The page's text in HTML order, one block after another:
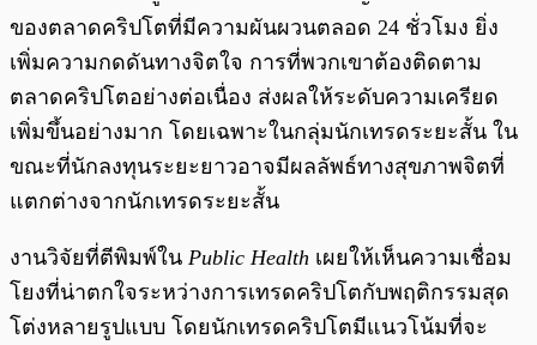
ของตลาดคริปโตที่มีความผันผวนตลอด 24 ชั่วโมง ยิ่ง
เพิ่มความกดดันทางจิตใจ การที่พวกเขาต้องติดตาม
ตลาดคริปโตอย่างต่อเนื่อง ส่งผลให้ระดับความเครียด
เพิ่มขึ้นอย่างมาก โดยเฉพาะในกลุ่มนักเทรดระยะสั้น ใน
ขณะที่นักลงทุนระยะยาวอาจมีผลลัพธ์ทางสุขภาพจิตที่
แตกต่างจากนักเทรดระยะสั้น
งานวิจัยที่ตีพิมพ์ใน Public Health เผยให้เห็นความเชื่อม
โยงที่น่าตกใจระหว่างการเทรดคริปโตกับพฤติกรรมสุด
โต่งหลายรูปแบบ โดยนักเทรดคริปโตมีแนวโน้มที่จะ